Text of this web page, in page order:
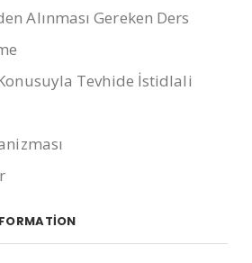
Alınması Gereken Ders
Konusuyla Tevhide İstidlali